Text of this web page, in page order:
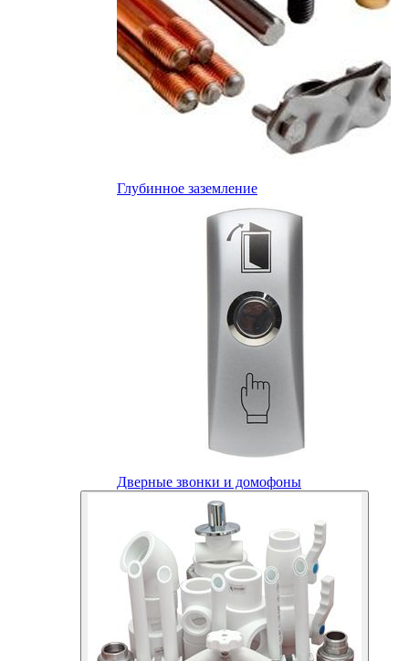
Глубинное заземление
Дверные звонки и домофоны